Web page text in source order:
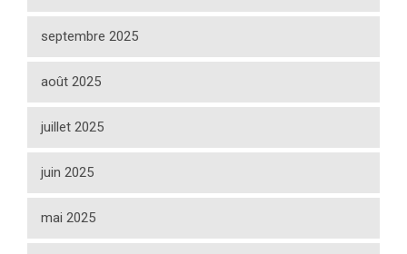
septembre 2025
août 2025
juillet 2025
juin 2025
mai 2025